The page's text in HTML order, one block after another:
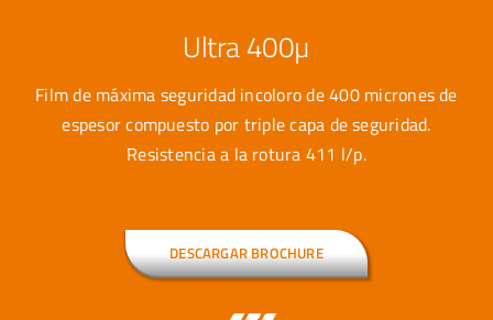
Ultra 400µ
Film de máxima seguridad incoloro de 400 micrones de
espesor compuesto por triple capa de seguridad.
Resistencia a la rotura 411 l/p.
DESCARGAR BROCHURE